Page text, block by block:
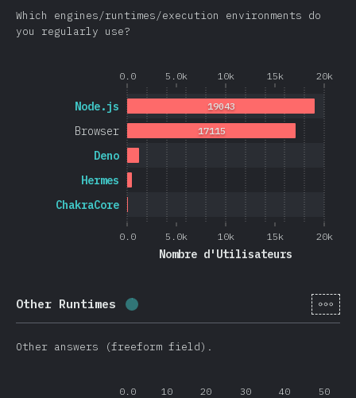
Which engines/runtimes/execution environments do
you regularly use?
0.0 5.0k 10k 15k 20k
0.0 5.0k 10k 15k 20k
Nombre d'Utilisateurs
ChakraCore
Hermes
Deno
Browser
Node.js
17115
19043
Other Runtimes Progression: [fr-
Other answers (freeform field).
0.0 10 20 30 40 50